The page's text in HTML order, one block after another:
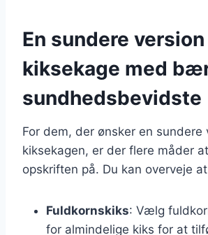
En sundere
kiksekage med
sundhedsbevidste
For dem, der ønsker en sundere
kiksekagen, er der flere måder
opskriften på. Du kan overveje
Fuldkornskiks: Vælg
for almindelige kiks for at